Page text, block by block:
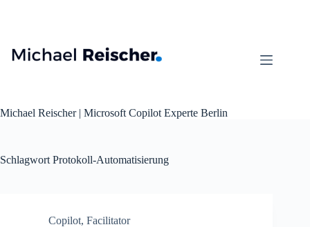
Michael Reischer | Microsoft Copilot Experte Berlin
Schlagwort Protokoll-Automatisierung
Copilot, Facilitator